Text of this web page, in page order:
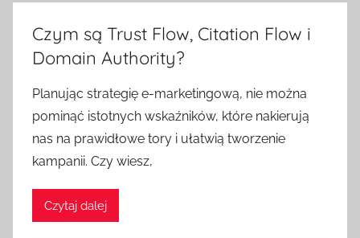
Czym są Trust Flow, Citation Flow i
Domain Authority?
Planując strategię e-marketingową, nie można
pominąć istotnych wskaźników, które nakierują
nas na prawidłowe tory i ułatwią tworzenie
kampanii. Czy wiesz,
Czytaj dalej